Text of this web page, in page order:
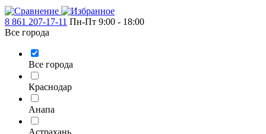
8 861 207-17-11 Пн-Пт 9:00 - 18:00
Все города
Все города
Краснодар
Анапа
Астрахань